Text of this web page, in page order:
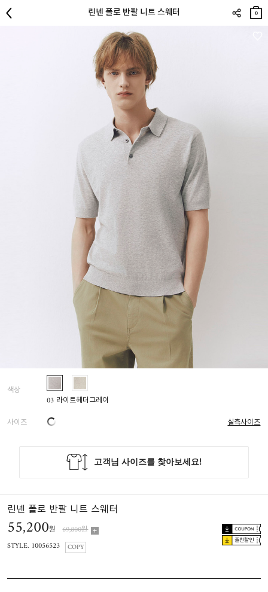
린넨 폴로 반팔 니트 스웨터
장바
구니
0
색상
03 라이트헤더그레이
사이즈
실측사이즈
린넨 폴로 반팔 니트 스웨터
55,200원 69,800원
플친할인
STYLE. 10056523 COPY